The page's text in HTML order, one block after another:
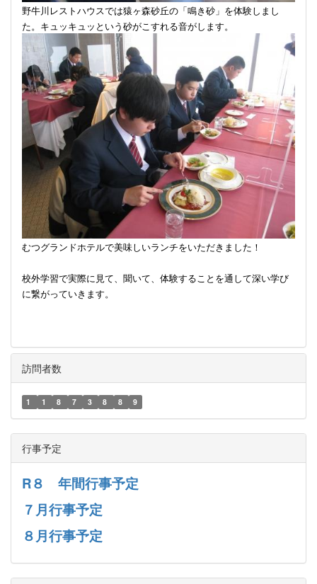
野牛川レストハウスでは猿ヶ森砂丘の「鳴き砂」を体験しまし
た。キュッキュッという砂がこすれる音がします。
むつグランドホテルで美味しいランチをいただきました！
校外学習で実際に見て、聞いて、体験することを通して深い学び
に繋がっていきます。
訪問者数
1 1 8 7 3 8 8 9
行事予定
R８ 年間行事予定
７月行事予定
８月行事予定